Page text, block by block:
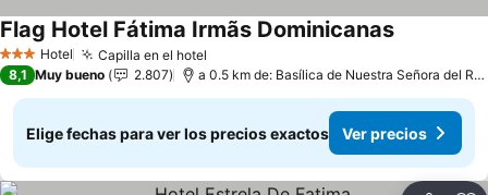
3 Estrellas
Hotel Capilla en el hotel
Flag Hotel Fátima Irmãs DominicanasVer precios
8,1 Muy bueno 2.807 a 0.5 km de: Basílica de Nuestra Señora del
Elige fechas para ver los precios exactos Ver precios